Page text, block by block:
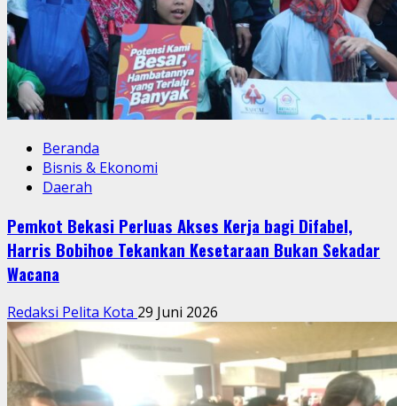
Beranda
Bisnis & Ekonomi
Daerah
Pemkot Bekasi Perluas Akses Kerja bagi Difabel,
Harris Bobihoe Tekankan Kesetaraan Bukan Sekadar
Wacana
Redaksi Pelita Kota 29 Juni 2026